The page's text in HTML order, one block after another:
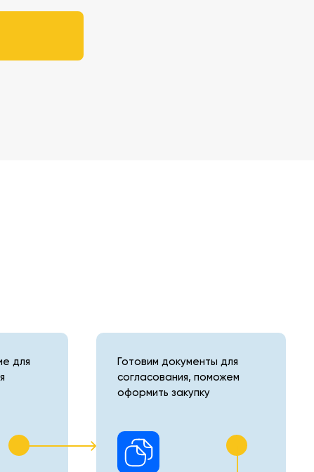
для
Готовим документы для
согласования, поможем
оформить закупку